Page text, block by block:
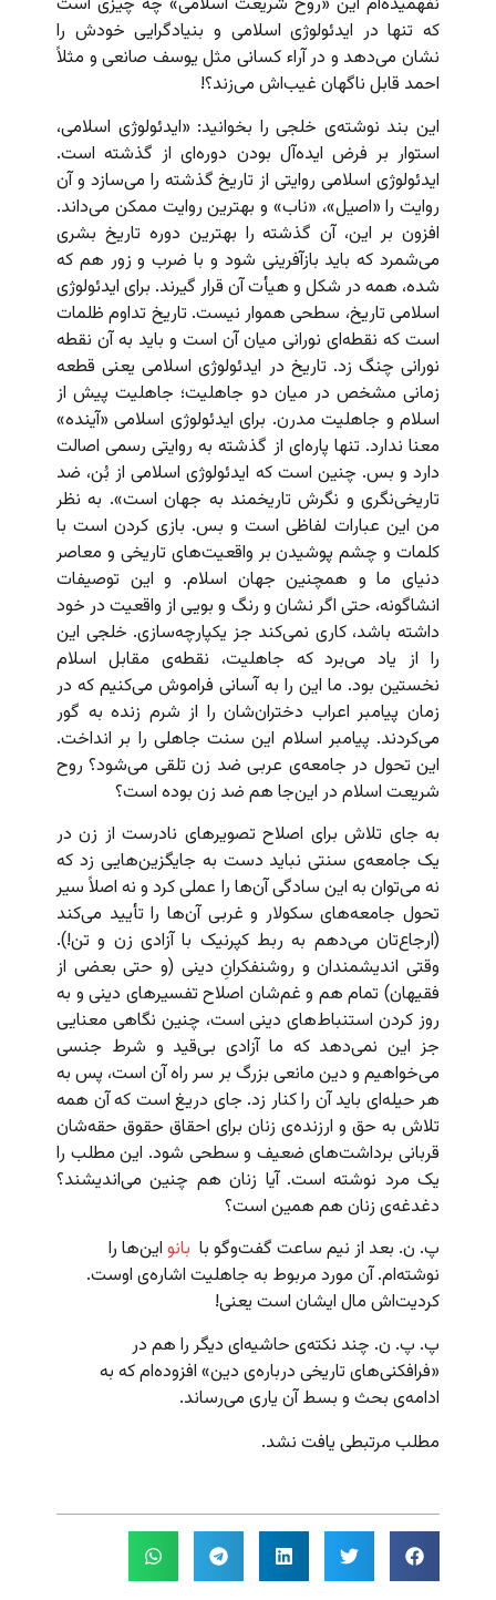
که تنها در ایدئولوژی اسلامی و بنیادگرایی خودش را
نشان می‌دهد و در آراء کسانی مثل یوسف صانعی و مثلاً
احمد قابل ناگهان غیب‌اش می‌زند؟!
این بند نوشته‌ی خلجی را بخوانید: «ایدئولوژی اسلامی،
استوار بر فرض ایده‌آل بودن دوره‌ای از گذشته است.
ایدئولوژی اسلامی روایتی از تاریخ گذشته را می‌سازد و آن
روایت را «اصیل‌»، «ناب» و بهترین روایت ممکن می‌داند.
افزون بر این، آن گذشته را بهترین دوره تاریخ بشری
می‌شمرد که باید بازآفرینی شود و با ضرب و زور هم که
شده، همه در شکل و هیأت آن قرار گیرند. برای ایدئولوژی
اسلامی تاریخ، سطحی هموار نیست. تاریخ تداوم ظلمات
است که نقطه‌ای نورانی میان آن است و باید به آن نقطه
نورانی چنگ زد. تاریخ در ایدئولوژی اسلامی یعنی قطعه
زمانی مشخص در میان دو جاهلیت؛ جاهلیت پیش از
اسلام و جاهلیت مدرن. برای ایدئولوژی اسلامی «آینده»
معنا ندارد. تنها پاره‌ای از گذشته به روایتی رسمی اصالت
دارد و بس. چنین است که ایدئولوژی اسلامی از بُن، ضد
تاریخی‌نگری و نگرش تاریخمند به جهان است». به نظر
من این عبارات لفاظی است و بس. بازی کردن است با
کلمات و چشم پوشیدن بر واقعیت‌های تاریخی و معاصر
دنیای ما و همچنین جهان اسلام. و این توصیفات
انشاگونه، حتی اگر نشان و رنگ و بویی از واقعیت در خود
داشته باشد، کاری نمی‌کند جز یکپارچه‌سازی. خلجی این
را از یاد می‌برد که جاهلیت، نقطه‌ی مقابل اسلام
نخستین بود. ما این را به آسانی فراموش می‌‌کنیم که در
زمان پیامبر اعراب دختران‌شان را از شرم زنده به گور
می‌کردند. پیامبر اسلام این سنت جاهلی را بر انداخت.
این تحول در جامعه‌ی عربی ضد زن تلقی می‌شود؟ روح
شریعت اسلام در این‌جا هم ضد زن بوده است؟
به جای تلاش برای اصلاح تصویرهای نادرست از زن در
یک جامعه‌ی سنتی نباید دست به جایگزین‌هایی زد که
نه می‌توان به این سادگی آن‌ها را عملی کرد و نه اصلاً سیر
تحول جامعه‌های سکولار و غربی آن‌ها را تأیید می‌‌کند
(ارجاع‌تان می‌دهم به ربط کپرنیک با آزادی زن و تن!).
وقتی اندیشمندان و روشنفکرانِ دینی (و حتی بعضی از
فقیهان) تمام هم و غم‌شان اصلاح تفسیرهای دینی و به
روز کردن استنباط‌های دینی است، چنین نگاهی معنایی
جز این نمی‌دهد که ما آزادی بی‌قید و شرط جنسی
می‌خواهیم و دین مانعی بزرگ بر سر راه آن است، پس به
هر حیله‌ای باید آن را کنار زد. جای دریغ است که آن ‌همه
تلاش به حق و ارزنده‌ی زنان برای احقاق حقوق حقه‌شان
قربانی برداشت‌های ضعیف و سطحی شود. این مطلب را
یک مرد نوشته است. آیا زنان هم چنین می‌اندیشند؟
دغدغه‌ی زنان هم همین است؟
پ. ن. بعد از نیم ساعت گفت‌وگو با بانو این‌ها را
نوشته‌ام. آن مورد مربوط به جاهلیت اشاره‌ی اوست.
کردیت‌اش مال ایشان است یعنی!
پ. پ. ن. چند نکته‌ی حاشیه‌ای دیگر را هم در
«فرافکنی‌های تاریخی درباره‌ی دین» افزوده‌ام که به
ادامه‌ی بحث و بسط آن یاری می‌رساند.
مطلب مرتبطی یافت نشد.